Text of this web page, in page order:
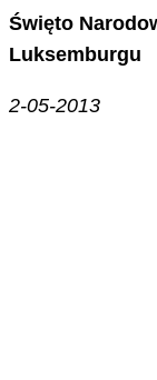
Święto
Luksemburgu
2-05-2013